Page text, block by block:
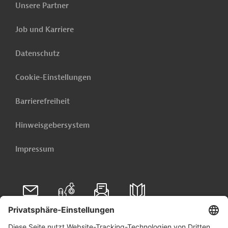
Finance
(PDF; 214,6 KB)
Usbekistan
Tenders & Projects daily
Unsere Partner
Job und Karriere
Datenschutz
Cookie-Einstellungen
Barrierefreiheit
Hinweisgebersystem
Impressum